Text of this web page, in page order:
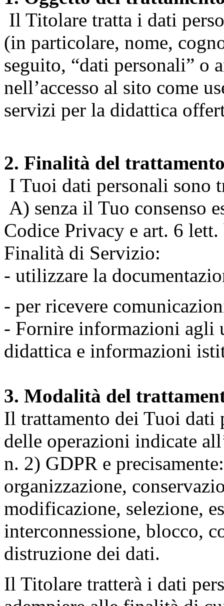
Il Titolare tratta i dati
(in particolare, nome,
seguito, “dati personali” o
nell’accesso al sito come
servizi per la didattica
2. Finalità del
I Tuoi dati personali sono
A) senza il Tuo consenso
Codice Privacy e art. 6
Finalità di Servizio:
- utilizzare la
- per ricevere
- Fornire informazioni agli
didattica e informazioni
3. Modalità del
Il trattamento dei Tuoi dati
delle operazioni indicate
n. 2) GDPR e
organizzazione,
modificazione, selezione,
interconnessione, blocco,
distruzione dei dati.
Il Titolare tratterà i dati